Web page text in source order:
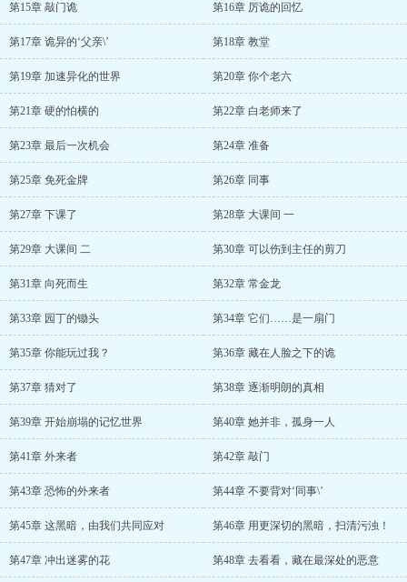
第15章 敲门诡 第16章 厉诡的回忆
第17章 诡异的‘父亲\’ 第18章 教堂
第19章 加速异化的世界 第20章 你个老六
第21章 硬的怕横的 第22章 白老师来了
第23章 最后一次机会 第24章 准备
第25章 免死金牌 第26章 同事
第27章 下课了 第28章 大课间 一
第29章 大课间 二 第30章 可以伤到主任的剪刀
第31章 向死而生 第32章 常金龙
第33章 园丁的锄头 第34章 它们……是一扇门
第35章 你能玩过我？ 第36章 藏在人脸之下的诡
第37章 猜对了 第38章 逐渐明朗的真相
第39章 开始崩塌的记忆世界 第40章 她并非，孤身一人
第41章 外来者 第42章 敲门
第43章 恐怖的外来者 第44章 不要背对‘同事\’
第45章 这黑暗，由我们共同应对 第46章 用更深切的黑暗，扫清污浊！
第47章 冲出迷雾的花 第48章 去看看，藏在最深处的恶意